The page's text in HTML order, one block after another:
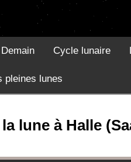
Demain Cycle lunaire
pleines lunes
lune à Halle